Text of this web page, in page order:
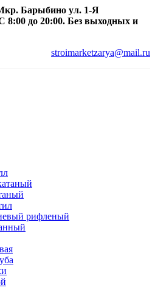
Барыбино ул. 1-Я
8:00 до 20:00. Без выходных и
stroimarketzarya@mail.ru
рифленый